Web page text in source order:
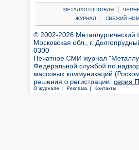
МЕТАЛЛОТОРГОВЛЯ |
ЖУРНАЛ
| СВЕЖИЙ
© 2002-2026
Московская обл., г.
0300
Печатное СМИ журнал
Федеральной службой по
массовых коммуникаций
решения о регистрации: серия
О журнале | Реклама | Контакты